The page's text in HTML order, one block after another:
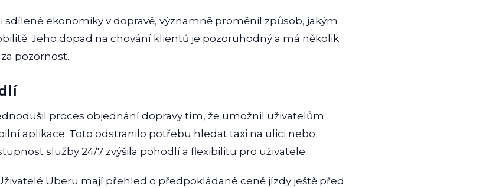
sdílené ekonomiky v dopravě, významně proměnil způsob, jakým
Jeho dopad na chování klientů je pozoruhodný a má několik
pozornost.
proces objednání dopravy tím, že umožnil uživatelům
aplikace. Toto odstranilo potřebu hledat taxi na ulici nebo
služby 24/7 zvýšila pohodlí a flexibilitu pro uživatele.
Uberu mají přehled o předpokládané ceně jízdy ještě před